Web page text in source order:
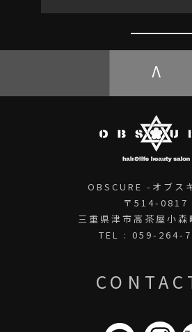
V
OBSCURE -オブス
〒514-0817
三重県津市高茶屋小
TEL : 059-264-